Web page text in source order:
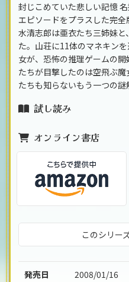
封じこめていた悲しい記憶
エピソードをプラスした完
水清志郎は亜衣たち三姉妹
た。山荘に11体のマネキン
女が、恐怖の推理ゲームの
たちが目撃したのは空飛ぶ
たちも知らないもう一つの謎
試し読み
オンライン書店
このシリー
発売日 2008/01/16